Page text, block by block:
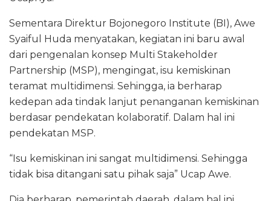
Sementara Direktur Bojonegoro Institute (BI), Awe
Syaiful Huda menyatakan, kegiatan ini baru awal
dari pengenalan konsep Multi Stakeholder
Partnership (MSP), mengingat, isu kemiskinan
teramat multidimensi. Sehingga, ia berharap
kedepan ada tindak lanjut penanganan kemiskinan
berdasar pendekatan kolaboratif. Dalam hal ini
pendekatan MSP.
“Isu kemiskinan ini sangat multidimensi. Sehingga
tidak bisa ditangani satu pihak saja” Ucap Awe.